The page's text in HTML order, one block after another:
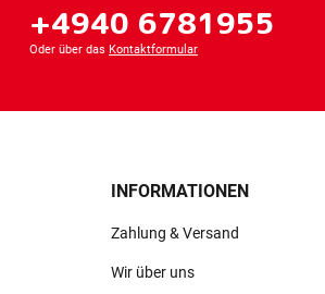
+4940 6781955
Oder über das Kontaktformular
INFORMATIONEN
Zahlung & Versand
Wir über uns